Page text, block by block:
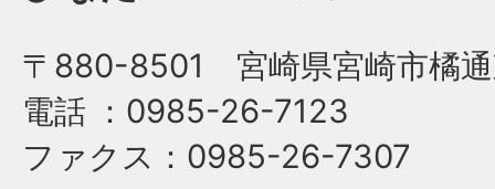
〒880-8501 宮崎県宮崎市橘通
電話 ：0985-26-7123
ファクス ：0985-26-7307